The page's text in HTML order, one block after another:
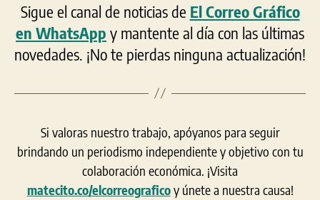
Sigue el canal de noticias de El Correo Gráfico
en WhatsApp y mantente al día con las últimas
novedades. ¡No te pierdas ninguna actualización!
Si valoras nuestro trabajo, apóyanos para seguir
brindando un periodismo independiente y objetivo con tu
colaboración económica. ¡Visita
matecito.co/elcorreograficoy únete a nuestra causa!